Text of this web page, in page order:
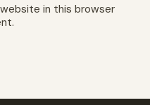
in this browser